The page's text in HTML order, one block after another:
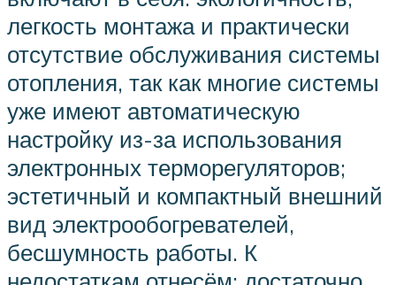
легкость монтажа и практически
отсутствие обслуживания системы
отопления, так как многие системы
уже имеют автоматическую
настройку из-за использования
электронных терморегуляторов;
эстетичный и компактный внешний
вид электрообогревателей,
бесшумность работы. К